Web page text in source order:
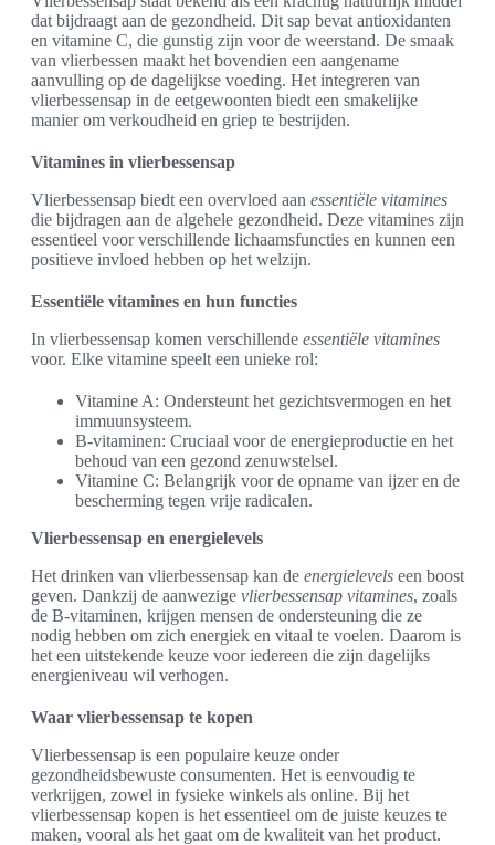
dat bijdraagt aan de gezondheid. Dit sap bevat antioxidanten
en vitamine C, die gunstig zijn voor de weerstand. De smaak
van vlierbessen maakt het bovendien een aangename
aanvulling op de dagelijkse voeding. Het integreren van
vlierbessensap in de eetgewoonten biedt een smakelijke
manier om verkoudheid en griep te bestrijden.
Vitamines in vlierbessensap
Vlierbessensap biedt een overvloed aan essentiële vitamines
die bijdragen aan de algehele gezondheid. Deze vitamines zijn
essentieel voor verschillende lichaamsfuncties en kunnen een
positieve invloed hebben op het welzijn.
Essentiële vitamines en hun functies
In vlierbessensap komen verschillende essentiële vitamines
voor. Elke vitamine speelt een unieke rol:
Vitamine A: Ondersteunt het gezichtsvermogen en het
immuunsysteem.
B-vitaminen: Cruciaal voor de energieproductie en het
behoud van een gezond zenuwstelsel.
Vitamine C: Belangrijk voor de opname van ijzer en de
bescherming tegen vrije radicalen.
Vlierbessensap en energielevels
Het drinken van vlierbessensap kan de energielevels een boost
geven. Dankzij de aanwezige vlierbessensap vitamines, zoals
de B-vitaminen, krijgen mensen de ondersteuning die ze
nodig hebben om zich energiek en vitaal te voelen. Daarom is
het een uitstekende keuze voor iedereen die zijn dagelijks
energieniveau wil verhogen.
Waar vlierbessensap te kopen
Vlierbessensap is een populaire keuze onder
gezondheidsbewuste consumenten. Het is eenvoudig te
verkrijgen, zowel in fysieke winkels als online. Bij het
vlierbessensap kopen is het essentieel om de juiste keuzes te
maken, vooral als het gaat om de kwaliteit van het product.